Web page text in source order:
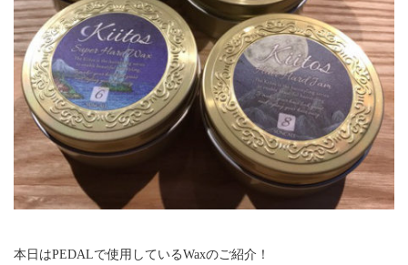
本日はPEDALで使用しているWaxのご紹介！